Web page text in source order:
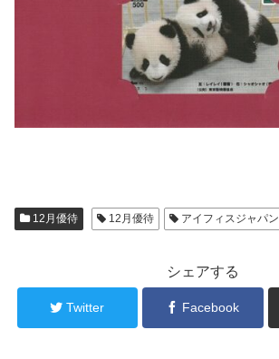
12月優待 12月優待 アイフィスジャパン
シェアする
Twitter Facebook